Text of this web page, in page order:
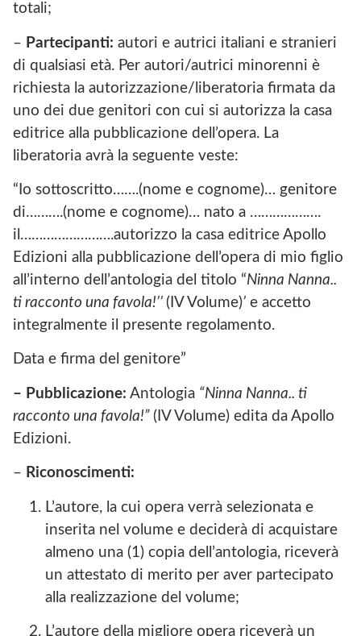
totali;
– Partecipanti: autori e autrici italiani e stranieri
di qualsiasi età. Per autori/autrici minorenni è
richiesta la autorizzazione/liberatoria firmata da
uno dei due genitori con cui si autorizza la casa
editrice alla pubblicazione dell’opera. La
liberatoria avrà la seguente veste:
“Io sottoscritto…….(nome e cognome)… genitore
di……….(nome e cognome)… nato a ……………….
il…………………….autorizzo la casa editrice Apollo
Edizioni alla pubblicazione dell’opera di mio figlio
all’interno dell’antologia del titolo “Ninna Nanna..
ti racconto una favola!’’ (IV Volume)’ e accetto
integralmente il presente regolamento.
Data e firma del genitore”
– Pubblicazione: Antologia “Ninna Nanna.. ti
racconto una favola!” (IV Volume) edita da Apollo
Edizioni.
– Riconoscimenti:
L’autore, la cui opera verrà selezionata e
inserita nel volume e deciderà di acquistare
almeno una (1) copia dell’antologia, riceverà
un attestato di merito per aver partecipato
alla realizzazione del volume;
L’autore della migliore opera riceverà un